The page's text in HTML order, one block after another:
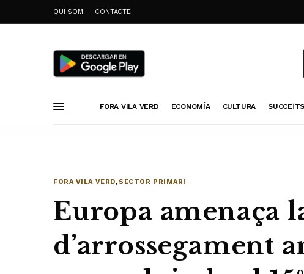
QUI SOM CONTACTE
FORA VILA VERD ECONOMÍA CULTURA SUCCEÏTS
FORA VILA VERD,SECTOR PRIMARI
Europa amenaça
d’arrossegament